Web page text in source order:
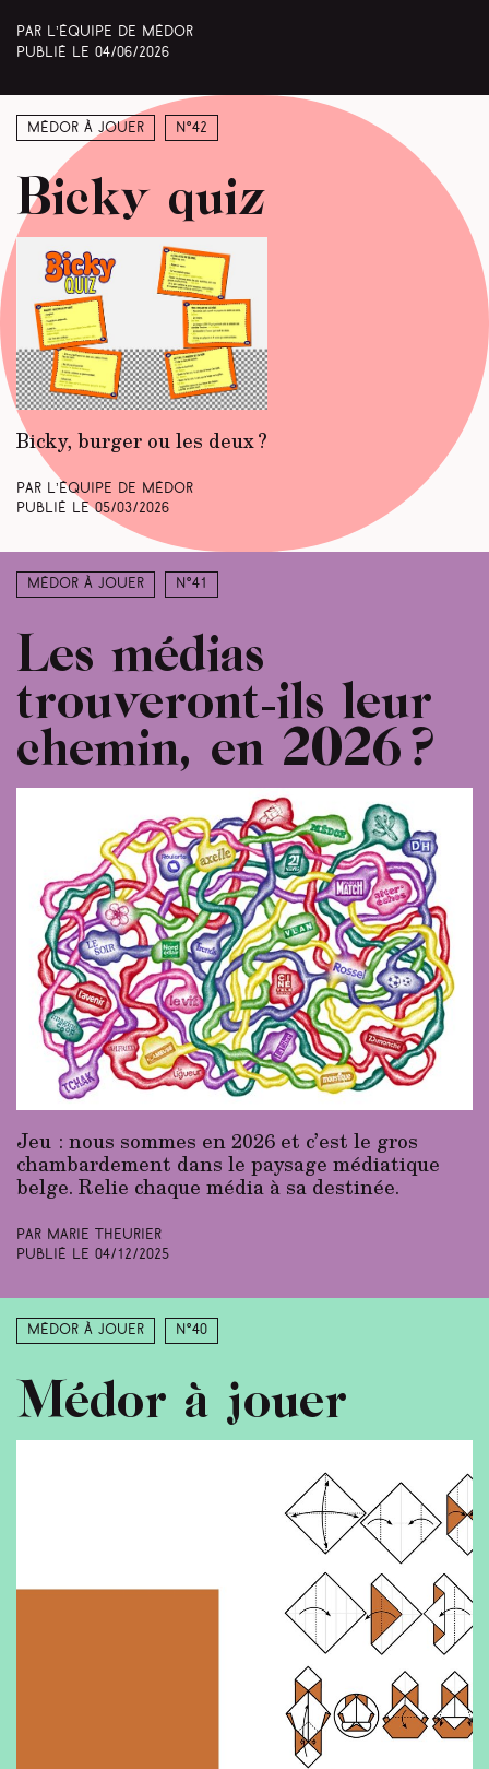
Par L’équipe de Médor
Publié le 04/06/2026
Médor à jouer N°42
Bicky quiz
Bicky, burger ou les deux ?
Par L’équipe de Médor
Publié le05/03/2026
Médor à jouer N°41
Les médias
trouveront-ils leur
chemin, en 2026 ?
Jeu : nous sommes en 2026 et c’est le gros
chambardement dans le paysage médiatique
belge. Relie chaque média à sa destinée.
Par Marie Theurier
Publié le 04/12/2025
Médor à jouer N°40
Médor à jouer